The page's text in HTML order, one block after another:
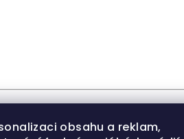
obsahu a reklam,